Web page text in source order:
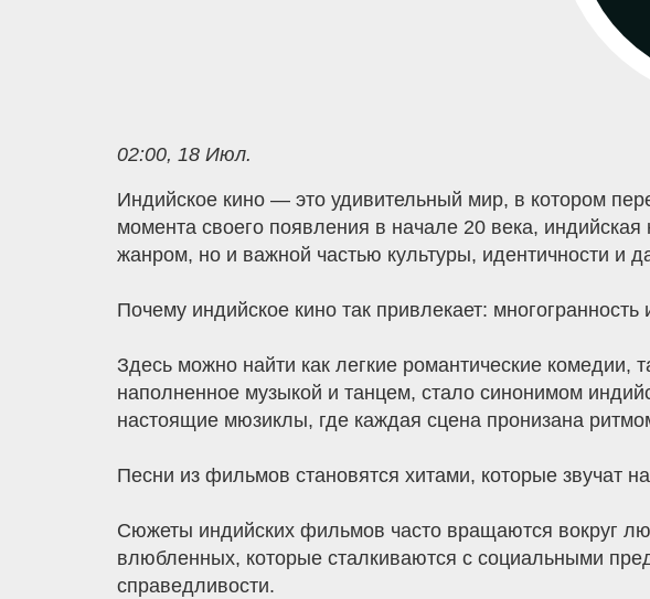
02:00, 18 Июл.
Индийское кино — это удивительный мир, в котором
момента своего появления в начале 20 века,
жанром, но и важной частью культуры, идентичности и
Почему индийское кино так привлекает:
Здесь можно найти как легкие романтические
наполненное музыкой и танцем, стало синонимом
настоящие мюзиклы, где каждая сцена пронизана
Песни из фильмов становятся хитами, которые звучат
Сюжеты индийских фильмов часто вращаются вокруг
влюбленных, которые сталкиваются с социальными
справедливости.